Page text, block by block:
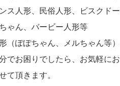
ス人形、民俗人形、ビスクド
ゃん、バービー人形等
（ぽぽちゃん、メルちゃん等
でお困りでしたら、お気軽にお
て頂きます。